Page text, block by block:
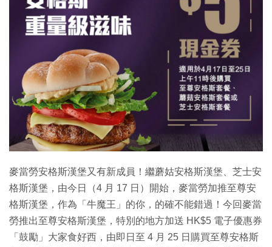
麥當勞安格斯漢堡又有新成員！繼蘑姑安格斯漢堡、芝士安
格斯漢堡，由今日（4 月 17 日）開始，麥當勞加推至尊安
格斯漢堡，作為「牛魔王」的你，的確不能錯過！今回麥當
勞推出至尊安格斯漢堡，特別的地方加送 HK$5 電子優惠券
「鼓勵」大家食好西，由即日至 4 月 25 日購買至尊安格斯